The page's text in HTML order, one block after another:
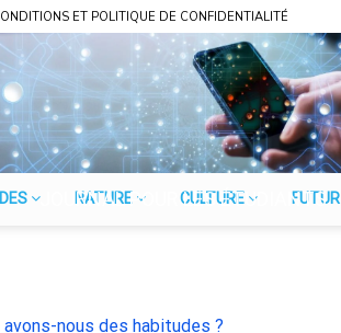
ET POLITIQUE DE CONFIDENTIALITÉ
JOURNAL POUR LES ÉTUDIANTS
NATURE CULTURE FUTUR
avons-nous des habitudes ?